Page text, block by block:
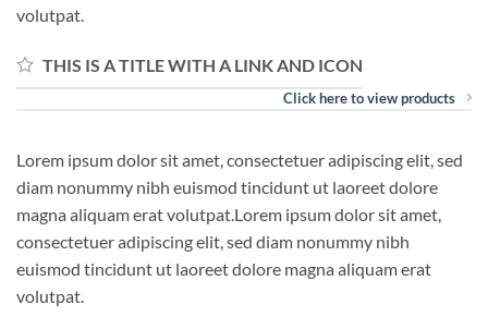
volutpat.
THIS IS A TITLE WITH A LINK AND ICON
Click here to view products
Lorem ipsum dolor sit amet, consectetuer adipiscing elit, sed
diam nonummy nibh euismod tincidunt ut laoreet dolore
magna aliquam erat volutpat.Lorem ipsum dolor sit amet,
consectetuer adipiscing elit, sed diam nonummy nibh
euismod tincidunt ut laoreet dolore magna aliquam erat
volutpat.